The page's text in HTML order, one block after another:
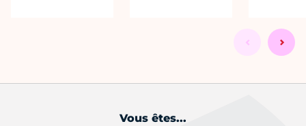
Vous êtes...